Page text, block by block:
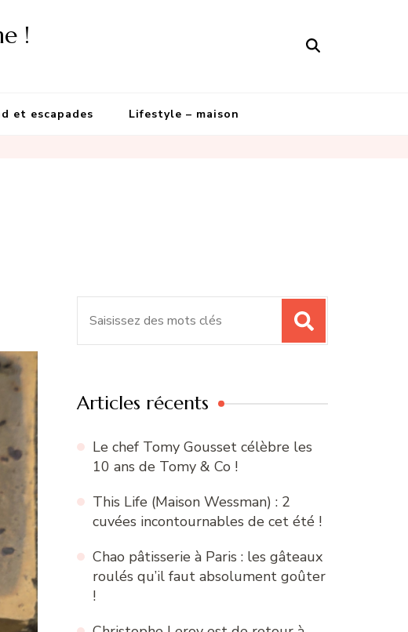
!
et escapades Lifestyle – maison
Articles récents
Le chef Tomy Gousset célèbre les
10 ans de Tomy & Co !
This Life (Maison Wessman) : 2
cuvées incontournables de cet été !
Chao pâtisserie à Paris : les gâteaux
roulés qu’il faut absolument goûter
!